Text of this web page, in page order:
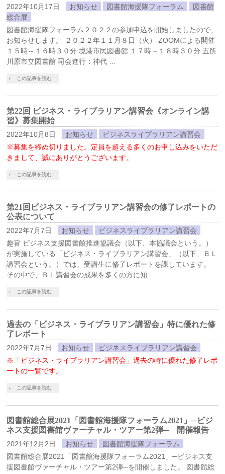
2022年10月17日 お知らせ 図書館海援隊フォーラム
図書館
総合展
図書館海援隊フォーラム２０２２の参加申込を開始しましたので、
お知らせします。 ２０２２年１１月８日（火） ZOOMによる開催
１５時～１６時３０分 境港市民図書館 １７時～１８時３０分 五所
川原市立図書館 司会進行：神代 …
この記事を読む
第22回 ビジネス・ライブラリアン講習会《オンライン講
習》募集開始
2022年10月8日 お知らせ
ビジネスライブラリアン講習会
※募集を締め切りました。定員を超える多くのお申し込みをいただ
きまして、誠にありがとうございます。
この記事を読む
第21回ビジネス・ライブラリアン講習会の修了レポートの
公表について
2022年7月7日 お知らせ
ビジネスライブラリアン講習会
趣旨 ビジネス支援図書館推進協議会（以下、本協議会という。）
が実施している「ビジネス・ライブラリアン講習会」（以下、ＢＬ
講習会という。）では、受講生に修了レポートを課しています。
その中で、ＢＬ講習会の成果を多くの方に知 …
この記事を読む
過去の「ビジネス・ライブラリアン講習会」特に優れた修
了レポート
2022年7月7日 お知らせ
ビジネスライブラリアン講習会
※「ビジネス・ライブラリアン講習会」過去の特に優れた修了レポ
ートの一覧です。
この記事を読む
図書館総合展2021「図書館海援隊フォーラム2021」─ビジ
ネス支援図書館ヴァーチャル・ツアー第2弾─ 開催報告
2021年12月2日 お知らせ
図書館海援隊フォーラム
図書館総合展2021「図書館海援隊フォーラム2021」─ビジネス支
援図書館ヴァーチャル・ツアー第2弾─を開催しました。 図書館総